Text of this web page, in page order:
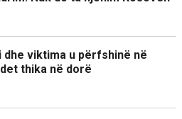
viktima u përfshinë në
thika në dorë